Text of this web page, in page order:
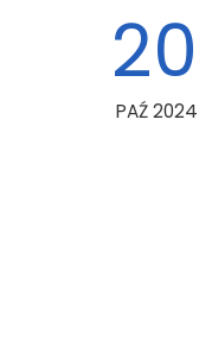
20
PAŹ 2024